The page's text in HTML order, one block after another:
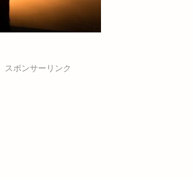
スポンサーリンク